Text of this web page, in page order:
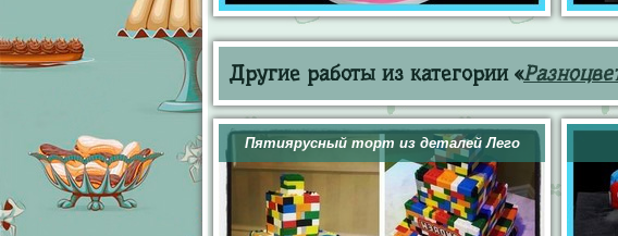
Другие работы из категории «
Пятиярусный торт из деталей Лего